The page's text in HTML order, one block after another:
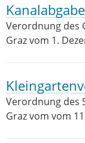
Verordnung des
Graz vom 1.
Verordnung des
Graz vom vom